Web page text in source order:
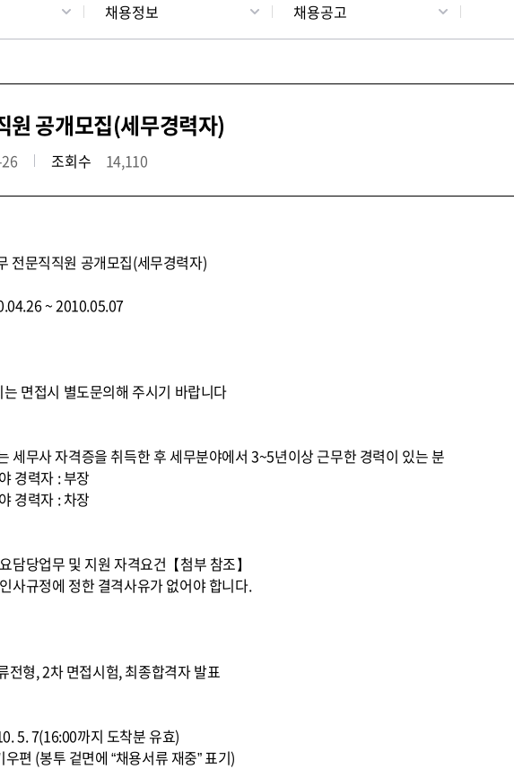
채용정보 채용공고
원 공개모집(세무경력자)
조회수 14,110
전문직직원 공개모집(세무경력자)
~ 2010.05.07
면접시 별도문의해 주시기 바랍니다
세무사 자격증을 취득한 후 세무분야에서 3~5년이상 근무한 경력이 있는 분
경력자 : 부장
경력자 : 차장
담당업무 및 지원 자격요건【첨부 참조】
사규정에 정한 결격사유가 없어야 합니다.
전형, 2차 면접시험, 최종합격자 발표
5. 7(16:00까지 도착분 유효)
편 (봉투 겉면에 “채용서류 재중” 표기)